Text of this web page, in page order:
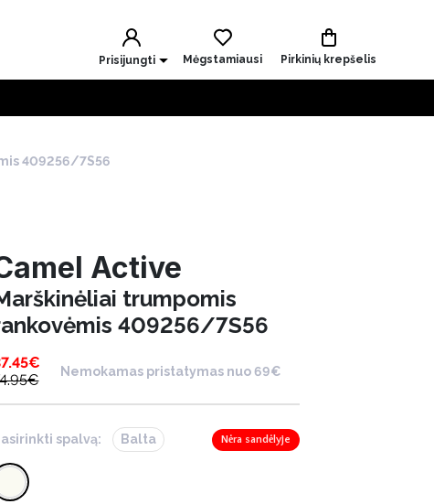
Prisijungti Mėgstamiausi Pirkinių krepšelis
409256/7S56
Active
trumpomis
409256/7S56
€
€
Nemokamas pristatymas nuo 69€
spalvą: Balta Nėra sandėlyje